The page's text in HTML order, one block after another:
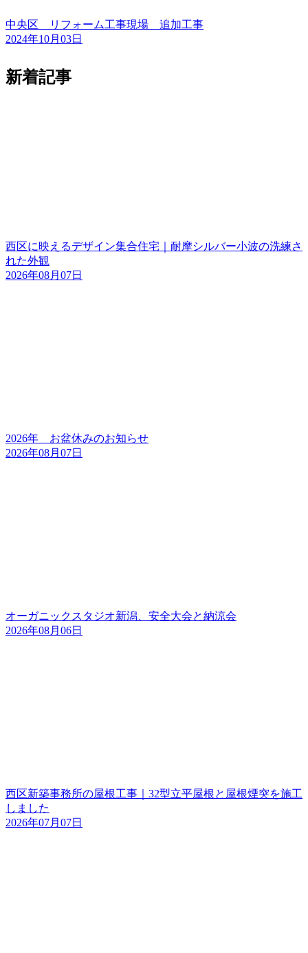
中央区 リフォーム工事現場 追加工事
2024年10月03日
新着記事
西区に映えるデザイン集合住宅｜耐摩シルバー小波の洗練さ
れた外観
2026年08月07日
2026年 お盆休みのお知らせ
2026年08月07日
オーガニックスタジオ新潟、安全大会と納涼会
2026年08月06日
西区新築事務所の屋根工事｜32型立平屋根と屋根煙突を施工
しました
2026年07月07日